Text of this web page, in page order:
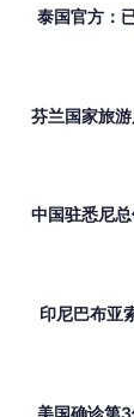
泰国官方：
芬兰国家旅
中国驻悉尼
印尼巴布亚
美国确诊第